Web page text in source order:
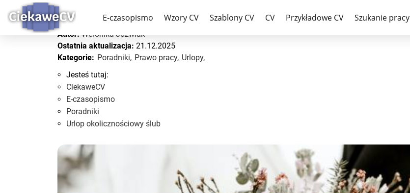
E-czasopismo Wzory CV Szablony CV CV Przykładowe CV Szukanie pracy
Urlop okolicznościowy ślub
Autor: Weronika Jóźwiak
Ostatnia aktualizacja: 21.12.2025
Kategorie: Poradniki, Prawo pracy, Urlopy,
Jesteś tutaj:
CiekaweCV
E-czasopismo
Poradniki
Urlop okolicznościowy ślub